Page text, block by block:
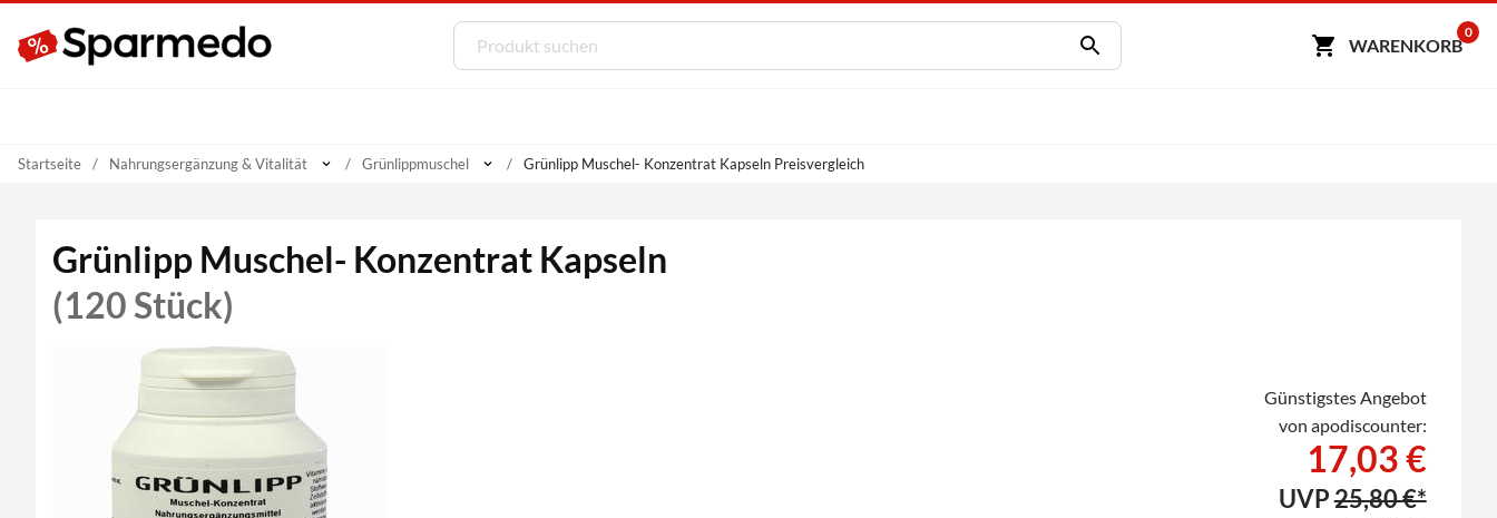
WARENKORB
0
Startseite Nahrungsergänzung & Vitalität Grünlippmuschel Grünlipp Muschel- Konzentrat Kapseln Preisvergleich
Grünlipp Muschel- Konzentrat Kapseln
(120 Stück)
Günstigstes Angebot
von apodiscounter:
17,03 €
UVP25,80 €*